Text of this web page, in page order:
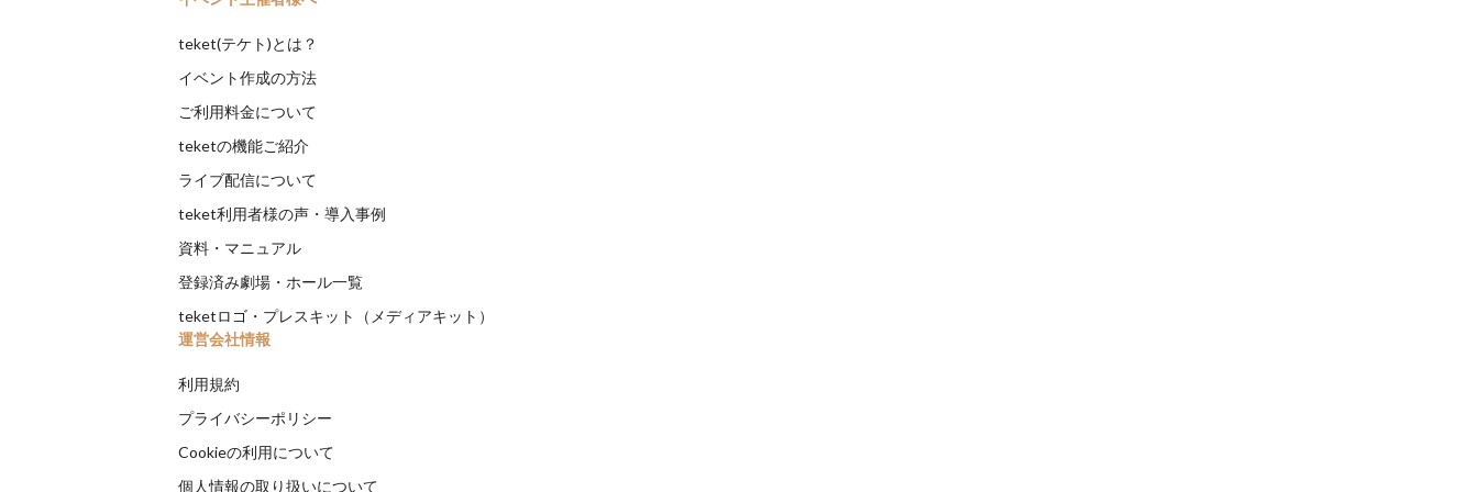
teket(テケト)とは？
イベント作成の方法
ご利用料金について
teketの機能ご紹介
ライブ配信について
teket利用者様の声・導入事例
資料・マニュアル
登録済み劇場・ホール一覧
teketロゴ・プレスキット（メディアキット）
運営会社情報
利用規約
プライバシーポリシー
Cookieの利用について
個人情報の取り扱いについて